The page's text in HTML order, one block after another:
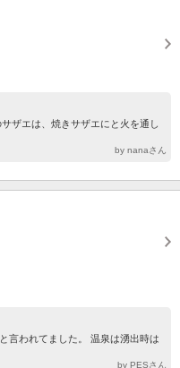
ザエは、焼きサザエにと火を通し
by nanaさん
言われてました。 温泉は湧出時は
by PESさん